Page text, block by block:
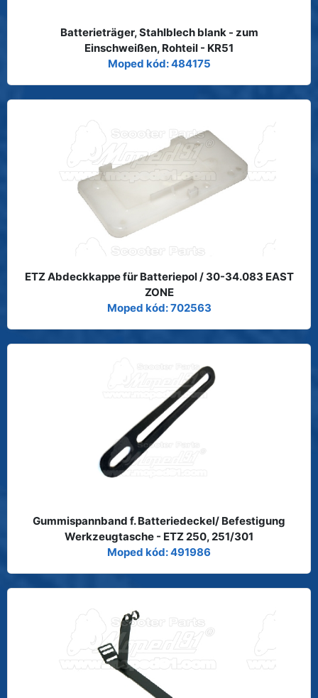
Batterieträger, Stahlblech blank - zum
Einschweißen, Rohteil - KR51
Moped kód: 484175
ETZ Abdeckkappe für Batteriepol / 30-34.083 EAST
ZONE
Moped kód: 702563
Gummispannband f. Batteriedeckel/ Befestigung
Werkzeugtasche - ETZ 250, 251/301
Moped kód: 491986